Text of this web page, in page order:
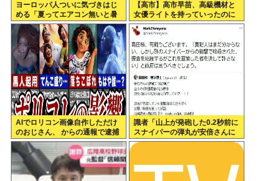
ヨーロッパ人ついに気づきはじ
める「夏ってエアコン無いと暑
いわ」
【高市】高市早苗、高級機材と
女優ライトを持っていったのに
結局映像でも不気味なトカゲ顔
になってしまう
AIでロリコン画像自作しただけ
のおじさん、 からの通報で逮捕
識者「山上が発砲した0.2秒前に
スナイパーの弾丸が安倍さんに
当たっていた！」 これ。